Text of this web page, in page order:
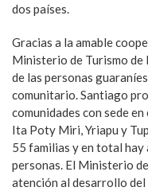
dos países.
Gracias a la amable
Ministerio de Turismo de
de las personas
comunitario. Santiago
comunidades con sede
Ita Poty Miri, Yriapu y
55 familias y en total
personas. El Ministerio
atención al desarrollo